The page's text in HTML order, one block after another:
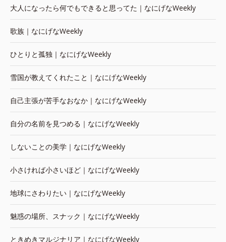
大人になったら何でもできると思ってた｜なにげなWeekly
歌族｜なにげなWeekly
ひとりと孤独｜なにげなWeekly
雪国が教えてくれたこと｜なにげなWeekly
自己主張が苦手なおなか｜なにげなWeekly
自分の名前を見つめる｜なにげなWeekly
しないことの美学｜なにげなWeekly
小さければ小さいほど｜なにげなWeekly
地球にさわりたい｜なにげなWeekly
魅惑の場所、スナック｜なにげなWeekly
ときめきマルジナリア｜なにげなWeekly